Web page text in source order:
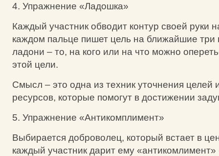
4. Упражнение «Ладошка»
Каждый участник обводит контур своей руки
каждом пальце пишет цель на ближайшие три
ладони – то, на кого или на что можно
этой цели.
Смысл – это одна из техник уточнения целей
ресурсов, которые помогут в достижении
5. Упражнение «Антикомплимент»
Выбирается доброволец, который встает в
каждый участник дарит ему